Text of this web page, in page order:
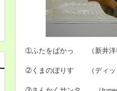
➀ふたをぱかっ （新井洋
➁くまのぼりす （ディッ